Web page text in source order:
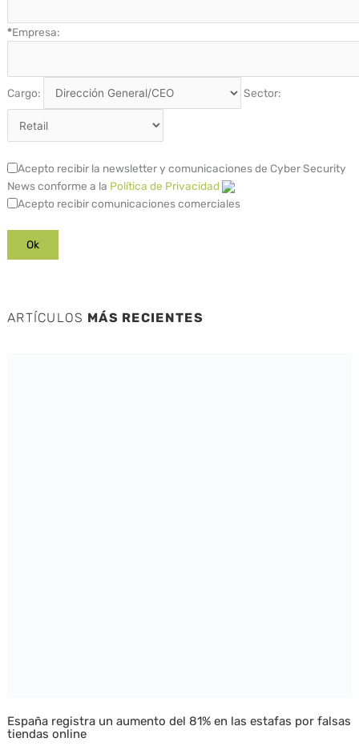
*Empresa:
Cargo: Sector:
Acepto recibir la newsletter y comunicaciones de Cyber Security
News conforme a la Política de Privacidad
Acepto recibir comunicaciones comerciales
ARTÍCULOS MÁS RECIENTES
España registra un aumento del 81% en las estafas por falsas
tiendas online